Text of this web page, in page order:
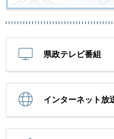
県政テレビ番組
インターネット放